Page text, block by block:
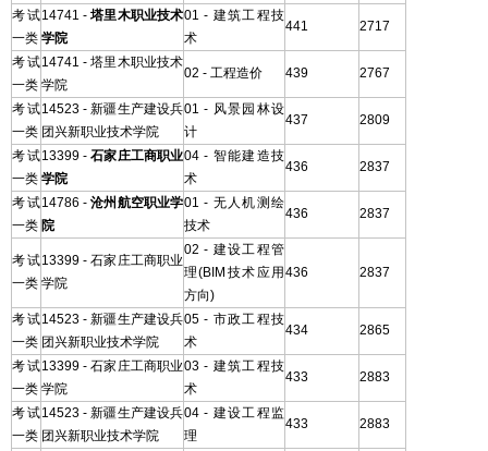
考试
一类
14741 -塔里木职业技术
学院
01 - 建筑工程技
术
441 2717
考试
一类
14741 - 塔里木职业技术
学院
02 - 工程造价 439 2767
考试
一类
14523 - 新疆生产建设兵
团兴新职业技术学院
01 - 风景园林设
计
437 2809
考试
一类
13399 -石家庄工商职业
学院
04 - 智能建造技
术
436 2837
考试
一类
14786 -沧州航空职业学
院
01 - 无人机测绘
技术
436 2837
考试
一类
13399 - 石家庄工商职业
学院
02 - 建设工程管
理(BIM技术应用
方向)
436 2837
考试
一类
14523 - 新疆生产建设兵
团兴新职业技术学院
05 - 市政工程技
术
434 2865
考试
一类
13399 - 石家庄工商职业
学院
03 - 建筑工程技
术
433 2883
考试
一类
14523 - 新疆生产建设兵
团兴新职业技术学院
04 - 建设工程监
理
433 2883